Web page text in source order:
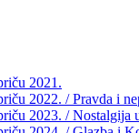
2021.
2022. / Pravda i
2023. / Nostalgija